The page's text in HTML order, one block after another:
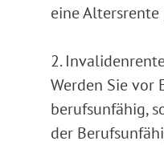
eine Altersrente
2.
Werden Sie vor
berufsunfähig,
der